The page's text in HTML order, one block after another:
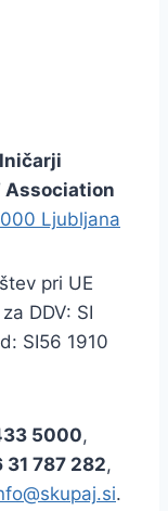
Association
Ljubljana
pri UE
DDV: SI
SI56 1910
5000,
31 787 282,
.